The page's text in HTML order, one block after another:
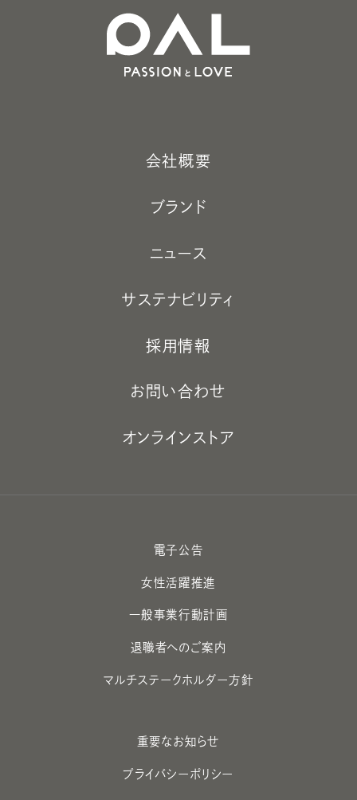
会社概要
ブランド
ニュース
サステナビリティ
採用情報
お問い合わせ
オンラインストア
電子公告
女性活躍推進
一般事業行動計画
退職者へのご案内
マルチステークホルダー方針
重要なお知らせ
プライバシーポリシー